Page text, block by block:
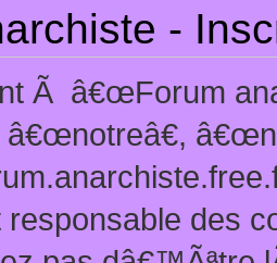
-
Ã â€œForum
des